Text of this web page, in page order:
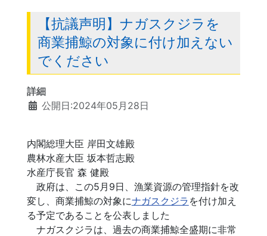
【抗議声明】ナガスクジラを
商業捕鯨の対象に付け加えない
でください
詳細
公開日:2024年05月28日
内閣総理大臣 岸田文雄殿
農林水産大臣 坂本哲志殿
水産庁長官 森 健殿
政府は、この5月9日、漁業資源の管理指針を改
変し、商業捕鯨の対象にナガスクジラ を付け加え
る予定であることを公表しました
ナガスクジラは、過去の商業捕鯨全盛期に非常